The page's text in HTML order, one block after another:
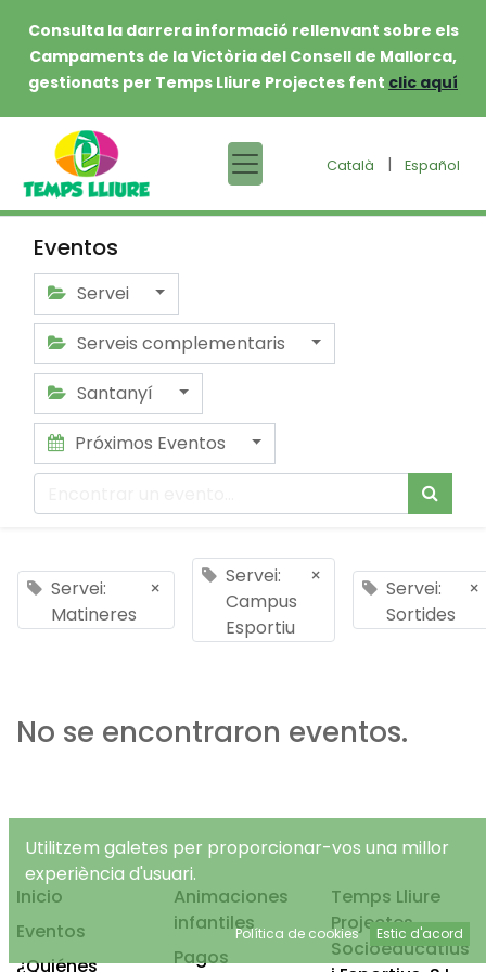
Consulta la darrera informació rellenvant sobre els
Campaments de la Victòria del Consell de Mallorca,
gestionats per Temps Lliure Projectes fent clic aquí
Català | Español
Eventos
Servei
Serveis complementaris
Santanyí
Próximos Eventos
Servei:
Matineres
×
Servei:
Campus
Esportiu
×
Servei:
Sortides
×
No se encontraron eventos.
Inicio
Eventos
¿Quiénes
Animaciones
infantiles
Pagos
Temps Lliure
Projectes
Socioeducatius
Utilitzem galetes per proporcionar-vos una millor
experiència d'usuari.
Política de cookies Estic d'acord